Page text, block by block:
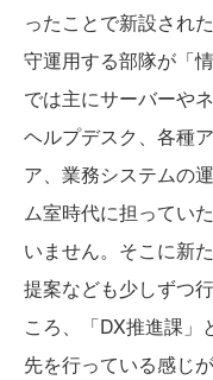
ったことで新設され
守運用する部隊が「
では主にサーバーや
ヘルプデスク、各種
ア、業務システムの
ム室時代に担ってい
いません。そこに新
提案なども少しずつ
ころ、「DX推進課」
先を行っている感じ